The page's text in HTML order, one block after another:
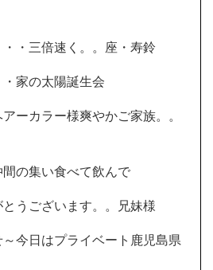
・三倍速く。。座・寿鈴
家の太陽誕生会
ーカラー様爽やかご家族。。
の集い食べて飲んで
うございます。。兄妹様
今日はプライベート鹿児島県